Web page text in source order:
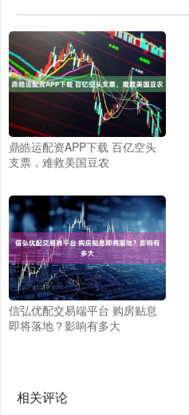
鼎皓运配资APP下载 百亿空头
支票，难救美国豆农
信弘优配交易端平台 购房贴息
即将落地？影响有多大
相关评论